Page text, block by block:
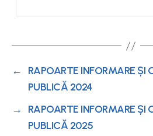
←
RAPOARTE INFORMARE ȘI
PUBLICĂ 2024
→
RAPOARTE INFORMARE ȘI
PUBLICĂ 2025